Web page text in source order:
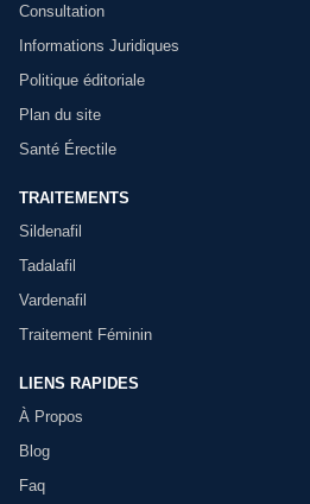
Consultation
Informations Juridiques
Politique éditoriale
Plan du site
Santé Érectile
TRAITEMENTS
Sildenafil
Tadalafil
Vardenafil
Traitement Féminin
LIENS RAPIDES
À Propos
Blog
Faq